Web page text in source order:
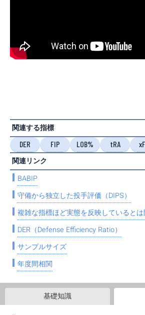
関連する指標
DER FIP LOB% tRA
関連リンク
BABIP
守備から独立した投手評価（DIPS）
複雑な指標ほど実態を反映していると
DER（Defense Efficiency Ratio）
サンプルサイズ
年度間相関
基礎知識